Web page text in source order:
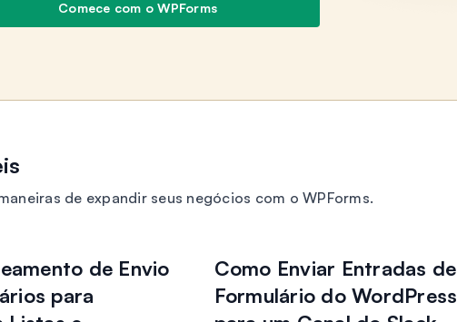
Comece com o WPForms
de expandir seus negócios com o WPForms.
de Envio
para
Como Enviar Entradas de
Formulário do WordPress